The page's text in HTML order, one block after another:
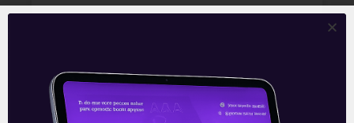
unânimes dos investidores e reduziu a taxa
Selic em